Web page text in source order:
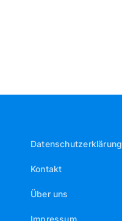
Datenschutzerklärung
Kontakt
Über uns
Impressum